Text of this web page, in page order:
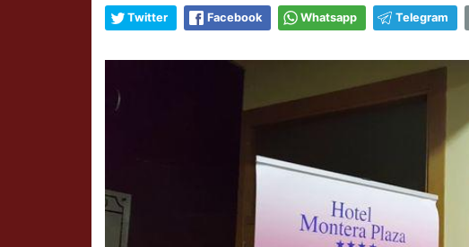
Twitter Facebook Whatsapp Telegram